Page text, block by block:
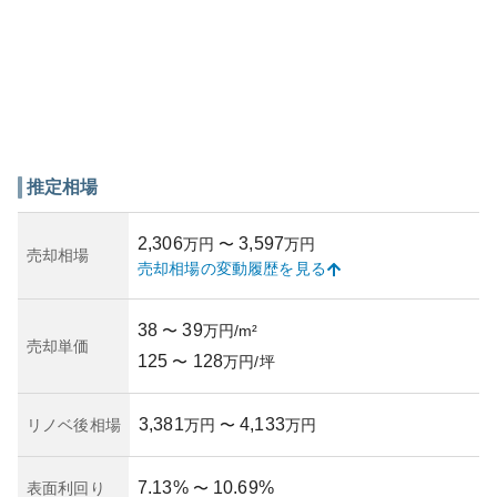
推定相場
売却相場
2,306万円 〜 3,597万円
売却相場の変動履歴を見る
売却単価
38 〜 39万円/m²
125 〜 128万円/坪
リノベ後相場 3,381万円 〜 4,133万円
表面利回り 7.13% 〜 10.69%